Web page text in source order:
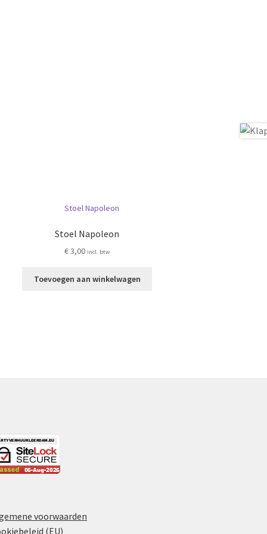
Stoel Napoleon
€3,00 incl. btw
Toevoegen aan winkelwagen
voorwaarden
(EU)